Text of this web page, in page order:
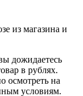
из магазина и
дожидаетесь
в рублях.
осмотреть на
условиям.